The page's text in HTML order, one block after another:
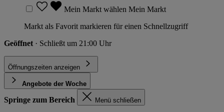
Mein Markt wählen Mein Markt
Markt als Favorit markieren für einen Schnellzugriff
Geöffnet · Schließt um 21:00 Uhr
Öffnungszeiten anzeigen
Angebote der Woche
Springe zum Bereich Menü schließen